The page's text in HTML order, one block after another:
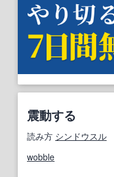
震動する
読み方 シンドウスル
wobble